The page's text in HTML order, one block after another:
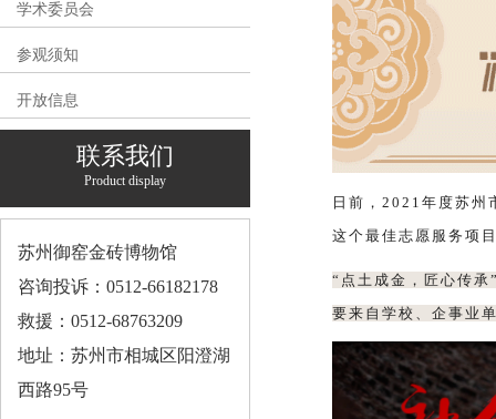
学术委员会
参观须知
开放信息
联系我们
Product display
苏州御窑金砖博物馆
咨询投诉：0512-66182178
救援：0512-68763209
地址：苏州市相城区阳澄湖
西路95号
日前，2021年度苏州
这个最佳志愿服务项
“点土成金，匠心传
要来自学校、企事业